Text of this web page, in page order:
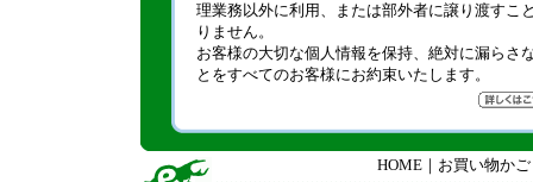
理業務以外に利用、または部外者に譲り渡すこ
りません。
お客様の大切な個人情報を保持、絶対に漏らさ
とをすべてのお客様にお約束いたします。
HOME ｜ お買い物かご